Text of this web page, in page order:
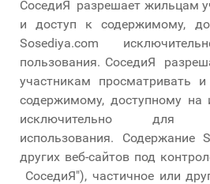
СоседиЯ разрешает жильцам
и доступ к содержимому,
Sosediya.com
пользования. СоседиЯ
участникам просматривать
содержимому, доступному на
исключительно для
использования. Содержание
других веб-сайтов под
СоседиЯ"), частичное или